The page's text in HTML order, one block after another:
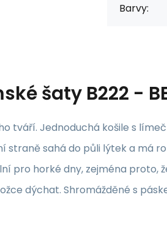
Barvy:
šaty B222 -
tváří. Jednoduchá košile s
straně sahá do půli lýtek a má
pro horké dny, zejména proto,
dýchat. Shromážděné s